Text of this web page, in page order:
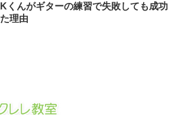
くんがギターの練習で失敗しても成功
理由